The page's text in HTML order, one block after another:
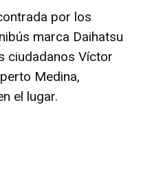
por los
marca Daihatsu
ciudadanos Víctor
Medina,
el lugar.